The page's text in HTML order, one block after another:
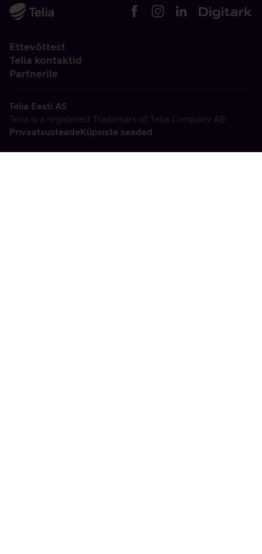
Ettevõttest
Telia kontaktid
Partnerile
Telia Eesti AS
Telia is a registered Trademark of Telia Company AB
PrivaatsusteadeKüpsiste seaded